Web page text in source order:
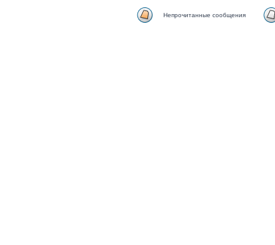
Непрочитанные сообщения